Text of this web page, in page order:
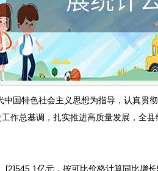
国特色社会主义思想为指导，认真贯
作总基调，扎实推进高质量发展，全
[2]545.1亿元，按可比价格计算同比增